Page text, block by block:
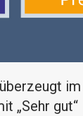
im
„Sehr gut“